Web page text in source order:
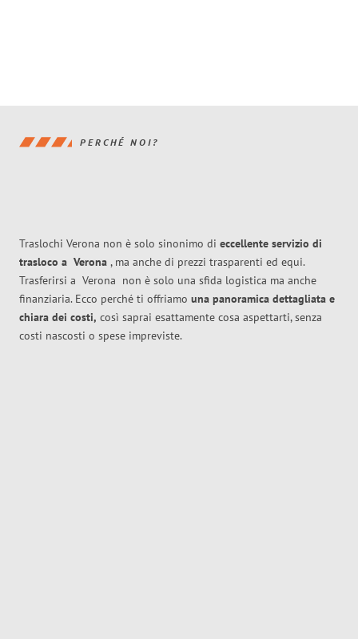
PERCHÉ NOI?
Traslochi Verona non è solo sinonimo di eccellente servizio di
trasloco a Verona , ma anche di prezzi trasparenti ed equi.
Trasferirsi a Verona non è solo una sfida logistica ma anche
finanziaria. Ecco perché ti offriamo una panoramica dettagliata e
chiara dei costi, così saprai esattamente cosa aspettarti, senza
costi nascosti o spese impreviste.